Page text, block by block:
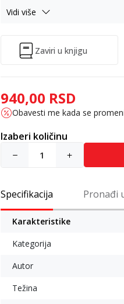
I pored skraćivanja
likovni podsticaji, koji su u
U udžbeniku se nalazi 31
tako važnu samoevaluaciju.
Na kraju svake oblasti nalazi
ocenjivanje savladanosti
U udžbeniku se nalaze
dodatak sa označenim
Vidi više
Zaviri u knjigu
940,00 RSD
Obavesti me kada se
Izaberi količinu
Specifikacija Pronađi
Karakteristike
Kategorija
Autor
Težina